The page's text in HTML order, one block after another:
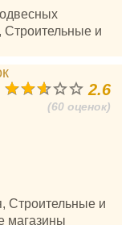
Строительные и
2.6
(60 оценок)
Строительные и
магазины